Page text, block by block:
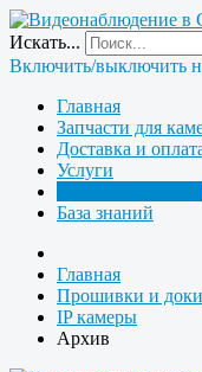
Искать...
Включить/выключить
Главная
Запчасти для
Доставка и
Услуги
База знаний
Главная
Прошивки и доки
IP камеры
Архив